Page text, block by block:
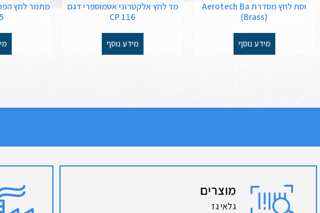
וסת לחץ מסדרת Aerotech Ba
(Brass)
מידע נוסף
מד לחץ אלקטרוני אטמוספרי דגם
CP 116
מידע נוסף
מוצרים
גלאי גז